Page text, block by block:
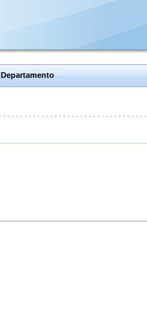
Departamento